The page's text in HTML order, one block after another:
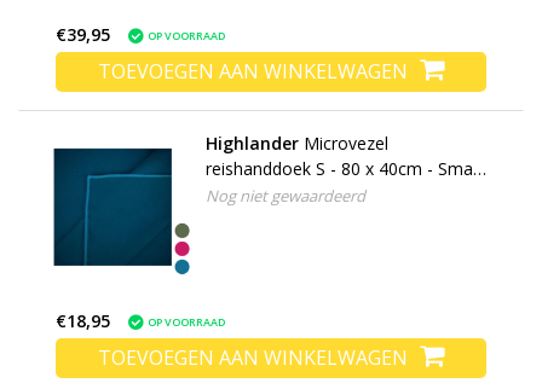
€39,95 OP VOORRAAD
TOEVOEGEN AAN WINKELWAGEN
Highlander Microvezel
reishanddoek S - 80 x 40cm - Small
- microfibre soft
Nog niet gewaardeerd
€18,95 OP VOORRAAD
TOEVOEGEN AAN WINKELWAGEN